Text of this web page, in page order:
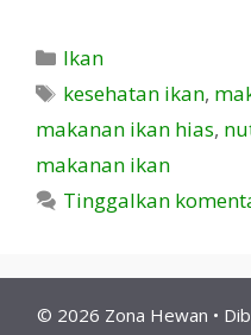
Kategori
Ikan
Tag
kesehatan ikan,
makanan ikan hias,
makanan ikan
Tinggalkan
© 2026 Zona Hewan •